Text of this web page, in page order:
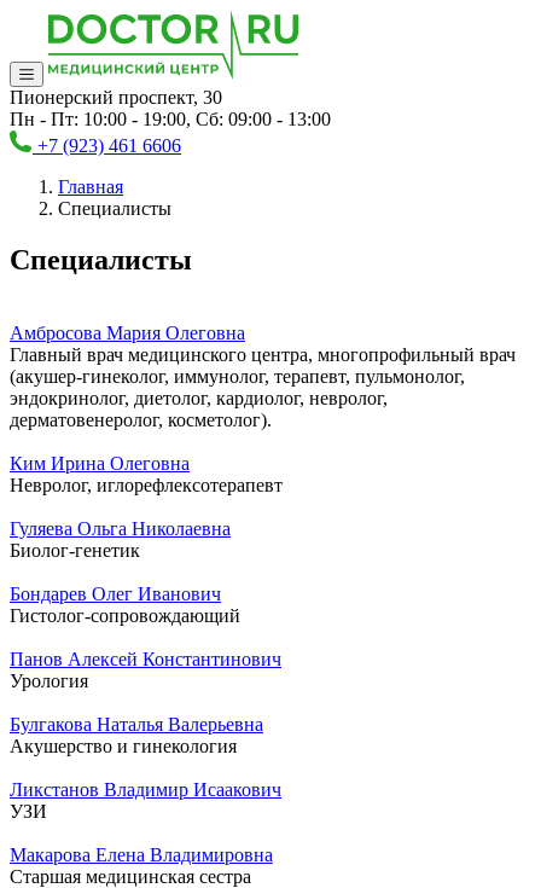
Пионерский проспект, 30
Пн - Пт: 10:00 - 19:00, Сб: 09:00 - 13:00
+7 (923) 461 6606
Главная
Специалисты
Специалисты
Амбросова Мария Олеговна
Главный врач медицинского центра, многопрофильный врач
(акушер-гинеколог, иммунолог, терапевт, пульмонолог,
эндокринолог, диетолог, кардиолог, невролог,
дерматовенеролог, косметолог).
Ким Ирина Олеговна
Невролог, иглорефлексотерапевт
Гуляева Ольга Николаевна
Биолог-генетик
Бондарев Олег Иванович
Гистолог-сопровождающий
Панов Алексей Константинович
Урология
Булгакова Наталья Валерьевна
Акушерство и гинекология
Ликстанов Владимир Исаакович
УЗИ
Макарова Елена Владимировна
Старшая медицинская сестра